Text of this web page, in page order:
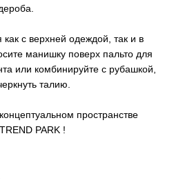
с верхней одеждой, так и в
манишку поверх пальто для
или комбинируйте с рубашкой,
талию.
пространстве
PARK !